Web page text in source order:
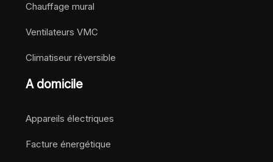
Chauffage mural
Ventilateurs VMC
Climatiseur réversible
A domicile
Appareils électriques
Facture énergétique